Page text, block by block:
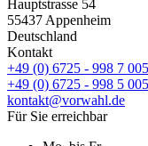
Hauptstrasse 54
55437 Appenheim
Deutschland
Kontakt
+49 (0) 6725 - 998 7 005
+49 (0) 6725 - 998 5 005
kontakt@vorwahl.de
Für Sie erreichbar